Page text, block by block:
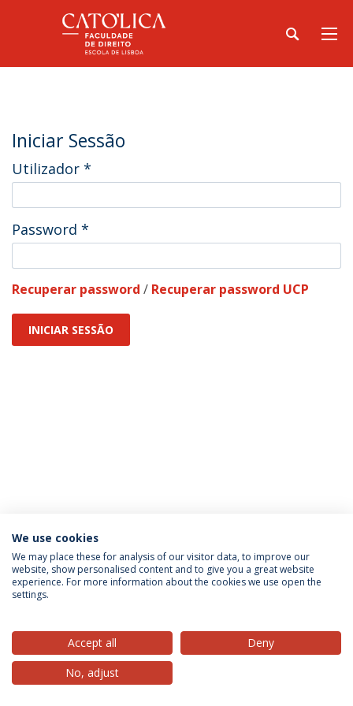
Iniciar Sessão
Utilizador *
Password *
Recuperar password / Recuperar password UCP
INICIAR SESSÃO
Política de Privacidade
Termos & Condições
Direitos do Titular dos Dados
© 2026 Universidade Católica Portuguesa
We use cookies
We may place these for analysis of our visitor data, to improve our
website, show personalised content and to give you a great website
experience. For more information about the cookies we use open the
settings.
Accept all
Deny
No, adjust